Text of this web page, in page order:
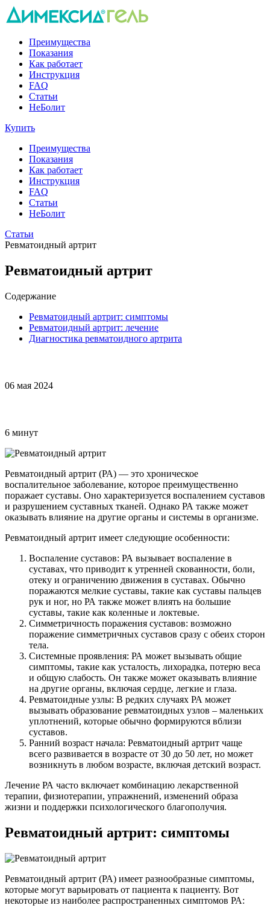
Преимущества
Показания
Как работает
Инструкция
FAQ
Статьи
НеБолит
Купить
Преимущества
Показания
Как работает
Инструкция
FAQ
Статьи
НеБолит
Статьи
Ревматоидный артрит
Ревматоидный артрит
Содержание
Ревматоидный артрит: симптомы
Ревматоидный артрит: лечение
Диагностика ревматоидного артрита
06 мая 2024
6 минут
Ревматоидный артрит (РА) — это хроническое
воспалительное заболевание, которое преимущественно
поражает суставы. Оно характеризуется воспалением суставов
и разрушением суставных тканей. Однако РА также может
оказывать влияние на другие органы и системы в организме.
Ревматоидный артрит имеет следующие особенности:
Воспаление суставов: РА вызывает воспаление в
суставах, что приводит к утренней скованности, боли,
отеку и ограничению движения в суставах. Обычно
поражаются мелкие суставы, такие как суставы пальцев
рук и ног, но РА также может влиять на большие
суставы, такие как коленные и локтевые.
Симметричность поражения суставов: возможно
поражение симметричных суставов сразу с обеих сторон
тела.
Системные проявления: РА может вызывать общие
симптомы, такие как усталость, лихорадка, потерю веса
и общую слабость. Он также может оказывать влияние
на другие органы, включая сердце, легкие и глаза.
Ревматоидные узлы: В редких случаях РА может
вызывать образование ревматоидных узлов – маленьких
уплотнений, которые обычно формируются вблизи
суставов.
Ранний возраст начала: Ревматоидный артрит чаще
всего развивается в возрасте от 30 до 50 лет, но может
возникнуть в любом возрасте, включая детский возраст.
Лечение РА часто включает комбинацию лекарственной
терапии, физиотерапии, упражнений, изменений образа
жизни и поддержки психологического благополучия.
Ревматоидный артрит: симптомы
Ревматоидный артрит (РА) имеет разнообразные симптомы,
которые могут варьировать от пациента к пациенту. Вот
некоторые из наиболее распространенных симптомов РА: